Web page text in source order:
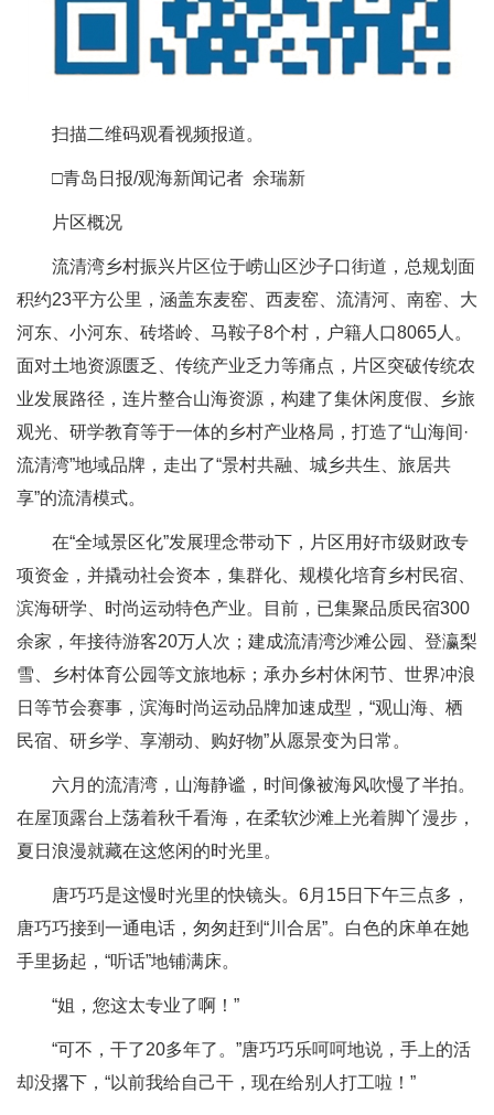
扫描二维码观看视频报道。
□青岛日报/观海新闻记者 余瑞新
片区概况
流清湾乡村振兴片区位于崂山区沙子口街道，总规划面
积约23平方公里，涵盖东麦窑、西麦窑、流清河、南窑、大
河东、小河东、砖塔岭、马鞍子8个村，户籍人口8065人。
面对土地资源匮乏、传统产业乏力等痛点，片区突破传统农
业发展路径，连片整合山海资源，构建了集休闲度假、乡旅
观光、研学教育等于一体的乡村产业格局，打造了“山海间·
流清湾”地域品牌，走出了“景村共融、城乡共生、旅居共
享”的流清模式。
在“全域景区化”发展理念带动下，片区用好市级财政专
项资金，并撬动社会资本，集群化、规模化培育乡村民宿、
滨海研学、时尚运动特色产业。目前，已集聚品质民宿300
余家，年接待游客20万人次；建成流清湾沙滩公园、登瀛梨
雪、乡村体育公园等文旅地标；承办乡村休闲节、世界冲浪
日等节会赛事，滨海时尚运动品牌加速成型，“观山海、栖
民宿、研乡学、享潮动、购好物”从愿景变为日常。
六月的流清湾，山海静谧，时间像被海风吹慢了半拍。
在屋顶露台上荡着秋千看海，在柔软沙滩上光着脚丫漫步，
夏日浪漫就藏在这悠闲的时光里。
唐巧巧是这慢时光里的快镜头。6月15日下午三点多，
唐巧巧接到一通电话，匆匆赶到“川合居”。白色的床单在她
手里扬起，“听话”地铺满床。
“姐，您这太专业了啊！”
“可不，干了20多年了。”唐巧巧乐呵呵地说，手上的活
却没撂下，“以前我给自己干，现在给别人打工啦！”